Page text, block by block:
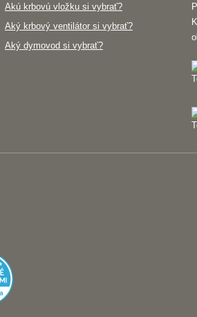
Akú krbovú vložku si vybrať?
Aký krbový ventilátor si vybrať?
Aký dymovod si vybrať?